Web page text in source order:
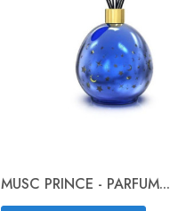
MUSC PRINCE - PARFUM...